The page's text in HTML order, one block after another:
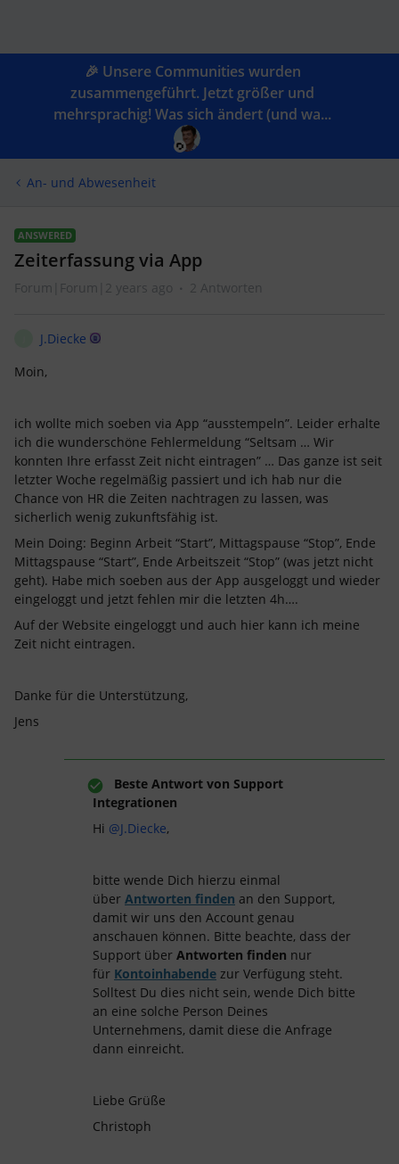
🎉 Unsere Communities wurden
zusammengeführt. Jetzt größer und
mehrsprachig! Was sich ändert (und wa...
An- und Abwesenheit
ANSWERED
Zeiterfassung via App
Forum|Forum|2 years ago 2 Antworten
J.Diecke
Moin,
ich wollte mich soeben via App “ausstempeln”. Leider erhalte
ich die wunderschöne Fehlermeldung “Seltsam … Wir
konnten Ihre erfasst Zeit nicht eintragen” … Das ganze ist seit
letzter Woche regelmäßig passiert und ich hab nur die
Chance von HR die Zeiten nachtragen zu lassen, was
sicherlich wenig zukunftsfähig ist.
Mein Doing: Beginn Arbeit “Start”, Mittagspause “Stop”, Ende
Mittagspause “Start”, Ende Arbeitszeit “Stop” (was jetzt nicht
geht). Habe mich soeben aus der App ausgeloggt und wieder
eingeloggt und jetzt fehlen mir die letzten 4h….
Auf der Website eingeloggt und auch hier kann ich meine
Zeit nicht eintragen.
Danke für die Unterstützung,
Jens
Beste Antwort von Support
Integrationen
Hi @J.Diecke,
bitte wende Dich hierzu einmal
über Antworten finden an den Support,
damit wir uns den Account genau
anschauen können. Bitte beachte, dass der
Support über Antworten finden nur
für Kontoinhabende zur Verfügung steht.
Solltest Du dies nicht sein, wende Dich bitte
an eine solche Person Deines
Unternehmens, damit diese die Anfrage
dann einreicht.
Liebe Grüße
Christoph